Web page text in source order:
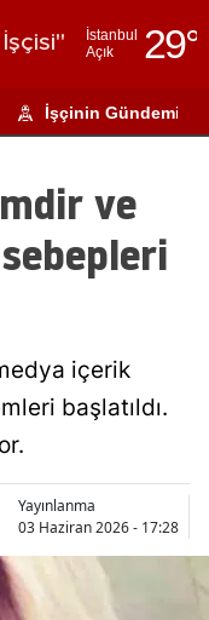
İstanbul
Açık
29°
Adıyaman
Ağrı
Amasya
Antalya
Artvin
Balıkesir
İşçinin Gündemi
ve
içerik
başlatıldı.
Yayınlanma
03 Haziran 2026 - 17:28